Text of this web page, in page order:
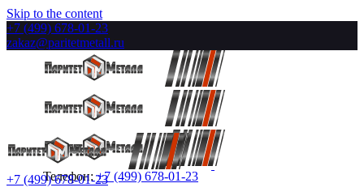
Skip to the content
+7 (499) 678-01-23
zakaz@paritetmetall.ru
Телефон:+7 (499) 678-01-23
+7 (499) 678-01-23